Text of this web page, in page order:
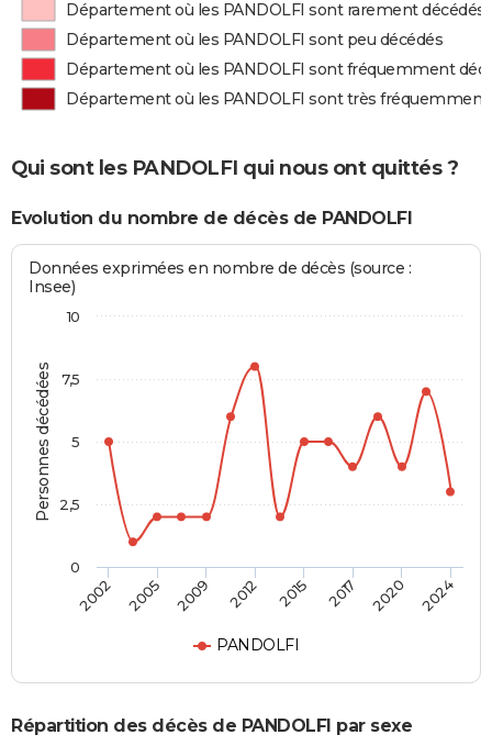
Département où les PANDOLFI sont rarement décédés
Département où les PANDOLFI sont peu décédés
Département où les PANDOLFI sont fréquemment
Département où les PANDOLFI sont très fréquemment
Qui sont les PANDOLFI qui nous ont quittés ?
Evolution du nombre de décès de PANDOLFI
Personnes décédées
Données exprimées en nombre de décès (source :
Insee)
PANDOLFI
2002 2005 2009 2012 2015 2017 2020 2024
0
10
2,5
5
7,5
Répartition des décès de PANDOLFI par sexe